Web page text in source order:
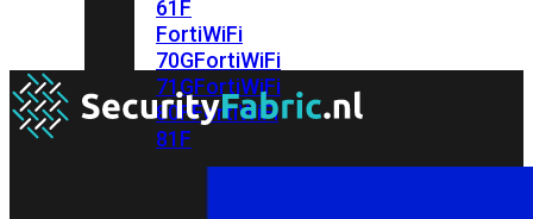
61F
FortiWiFi
70GFortiWiFi
71GFortiWiFi
80FFortiWiFi
81F